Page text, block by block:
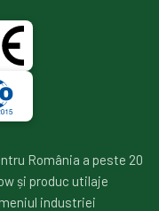
România a peste 20
și produc utilaje
industriei